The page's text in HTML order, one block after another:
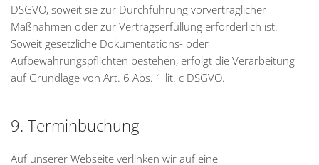
DSGVO, soweit sie zur Durchführung vorvertraglicher
Maßnahmen oder zur Vertragserfüllung erforderlich ist.
Soweit gesetzliche Dokumentations- oder
Aufbewahrungspflichten bestehen, erfolgt die Verarbeitung
auf Grundlage von Art. 6 Abs. 1 lit. c DSGVO.
9. Terminbuchung
Auf unserer Webseite verlinken wir auf eine